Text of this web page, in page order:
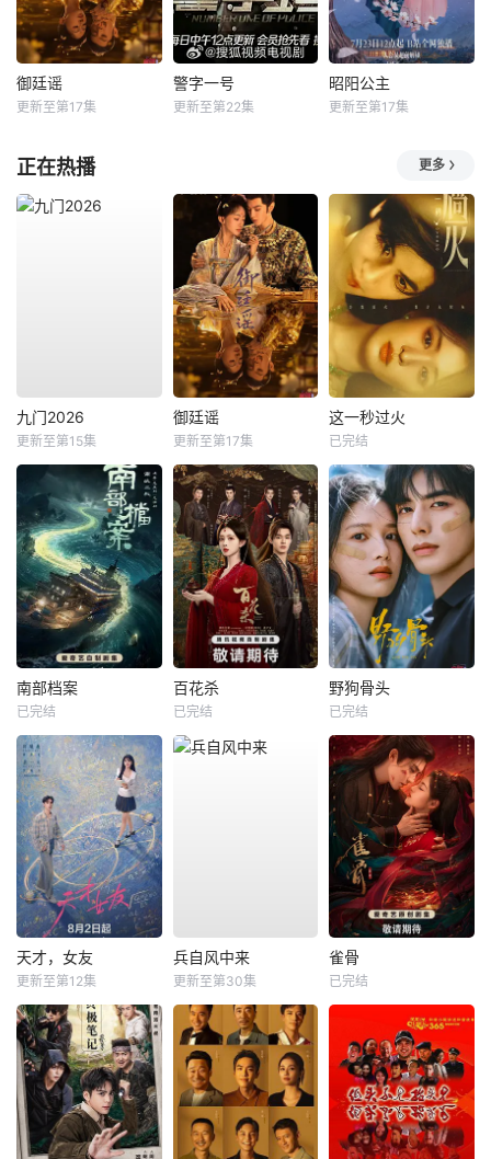
御廷谣
更新至第17集
警字一号
更新至第22集
昭阳公主
更新至第17集
正在热播 更多
九门2026
更新至第15集
御廷谣
更新至第17集
这一秒过火
已完结
南部档案
已完结
百花杀
已完结
野狗骨头
已完结
天才，女友
更新至第12集
兵自风中来
更新至第30集
雀骨
已完结